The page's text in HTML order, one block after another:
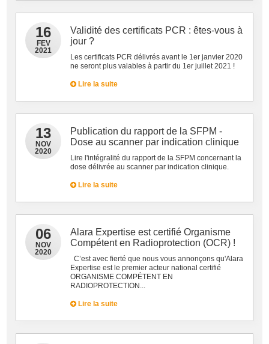
16
FEV
2021
Validité des certificats PCR : êtes-vous à
jour ?
Les certificats PCR délivrés avant le 1er janvier 2020
ne seront plus valables à partir du 1er juillet 2021 !
Lire la suite
13
NOV
2020
Publication du rapport de la SFPM -
Dose au scanner par indication clinique
Lire l'intégralité du rapport de la SFPM concernant la
dose délivrée au scanner par indication clinique.
Lire la suite
06
NOV
2020
Alara Expertise est certifié Organisme
Compétent en Radioprotection (OCR) !
C’est avec fierté que nous vous annonçons qu'Alara
Expertise est le premier acteur national certifié
ORGANISME COMPÉTENT EN
RADIOPROTECTION...
Lire la suite